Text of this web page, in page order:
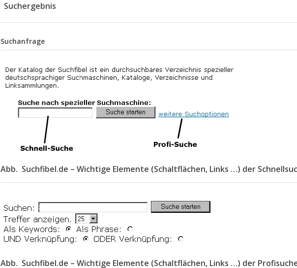
Suchergebnis
Suchanfrage
Abb. Suchfibel.de – Wichtige Elemente (Schaltflächen, Links …) der
Abb. Suchfibel.de – Wichtige Elemente (Schaltflächen, Links …) der